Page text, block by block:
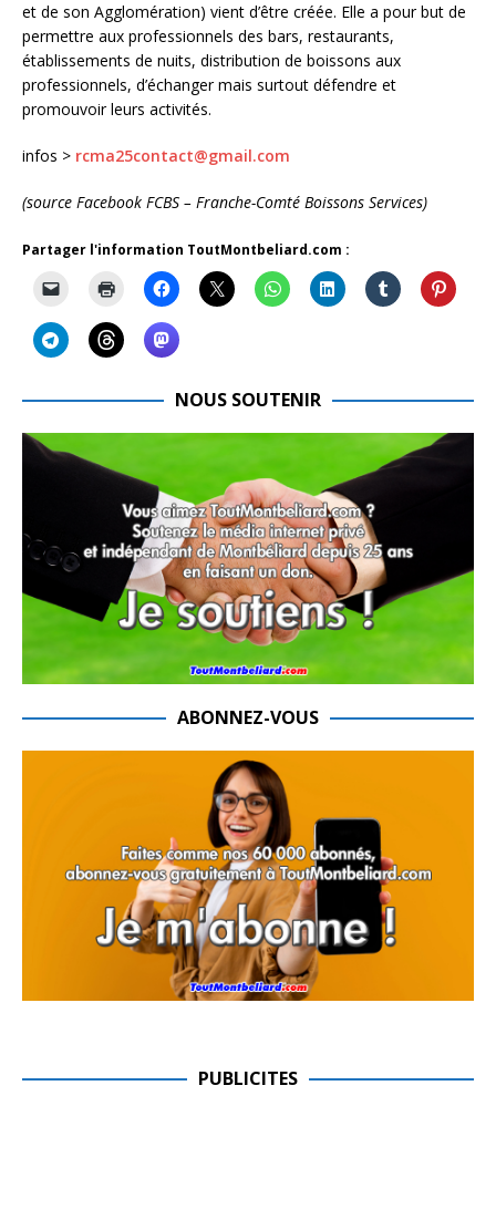
et de son Agglomération) vient d’être créée. Elle a pour but de
permettre aux professionnels des bars, restaurants,
établissements de nuits, distribution de boissons aux
professionnels, d’échanger mais surtout défendre et
promouvoir leurs activités.
infos > rcma25contact@gmail.com
(source Facebook FCBS – Franche-Comté Boissons Services)
Partager l'information ToutMontbeliard.com :
NOUS SOUTENIR
ABONNEZ-VOUS
PUBLICITES